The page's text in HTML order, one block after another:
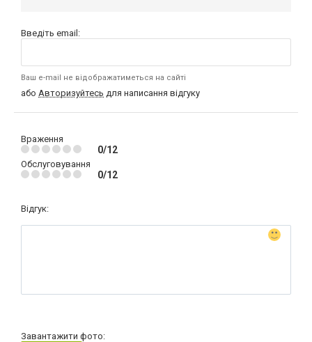
Введіть email:
Ваш e-mail не відображатиметься на сайті
або Авторизуйтесь для написання відгуку
Враження
0/12
Обслуговування
0/12
Відгук:
Завантажити фото: